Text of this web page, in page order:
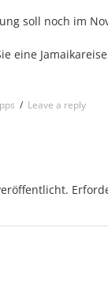
soll noch im
eine
/ Leave a reply